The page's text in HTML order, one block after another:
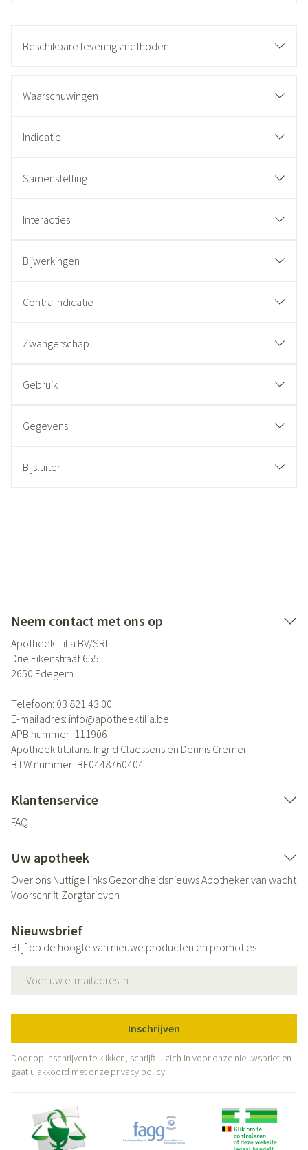
Beschikbare leveringsmethoden
Waarschuwingen
Indicatie
Samenstelling
Interacties
Bijwerkingen
Contra indicatie
Zwangerschap
Gebruik
Gegevens
Bijsluiter
Neem contact met ons op
Apotheek Tilia BV/SRL
Drie Eikenstraat 655
2650 Edegem
Telefoon: 03 821 43 00
E-mailadres: info@apotheektilia.be
APB nummer: 111906
Apotheek titularis: Ingrid Claessens en Dennis Cremer
BTW nummer: BE0448760404
Klantenservice
FAQ
Uw apotheek
Over ons Nuttige links GezondheidsnieuwsApotheker van wacht
Voorschrift Zorgtarieven
Nieuwsbrief
Blijf op de hoogte van nieuwe producten en promoties
Inschrijven
Door op inschrijven te klikken, schrijft u zich in voor onze nieuwsbrief en
gaat u akkoord met onze privacy policy.